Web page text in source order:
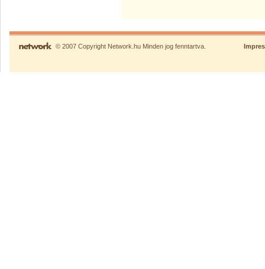
© 2007 Copyright Network.hu Minden jog fenntartva.